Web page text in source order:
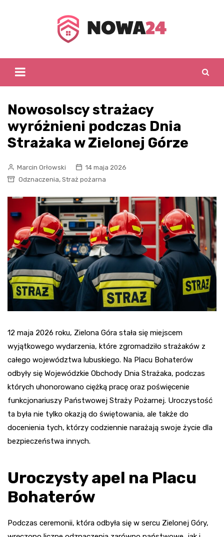
Nowosolscy strażacy
wyróżnieni podczas Dnia
Strażaka w Zielonej Górze
Marcin Orłowski
14 maja 2026
Odznaczenia, Straż pożarna
12 maja 2026 roku, Zielona Góra stała się miejscem
wyjątkowego wydarzenia, które zgromadziło strażaków z
całego województwa lubuskiego. Na Placu Bohaterów
odbyły się Wojewódzkie Obchody Dnia Strażaka, podczas
których uhonorowano ciężką pracę oraz poświęcenie
funkcjonariuszy Państwowej Straży Pożarnej. Uroczystość
ta była nie tylko okazją do świętowania, ale także do
docenienia tych, którzy codziennie narażają swoje życie dla
bezpieczeństwa innych.
Uroczysty apel na Placu
Bohaterów
Podczas ceremonii, która odbyła się w sercu Zielonej Góry,